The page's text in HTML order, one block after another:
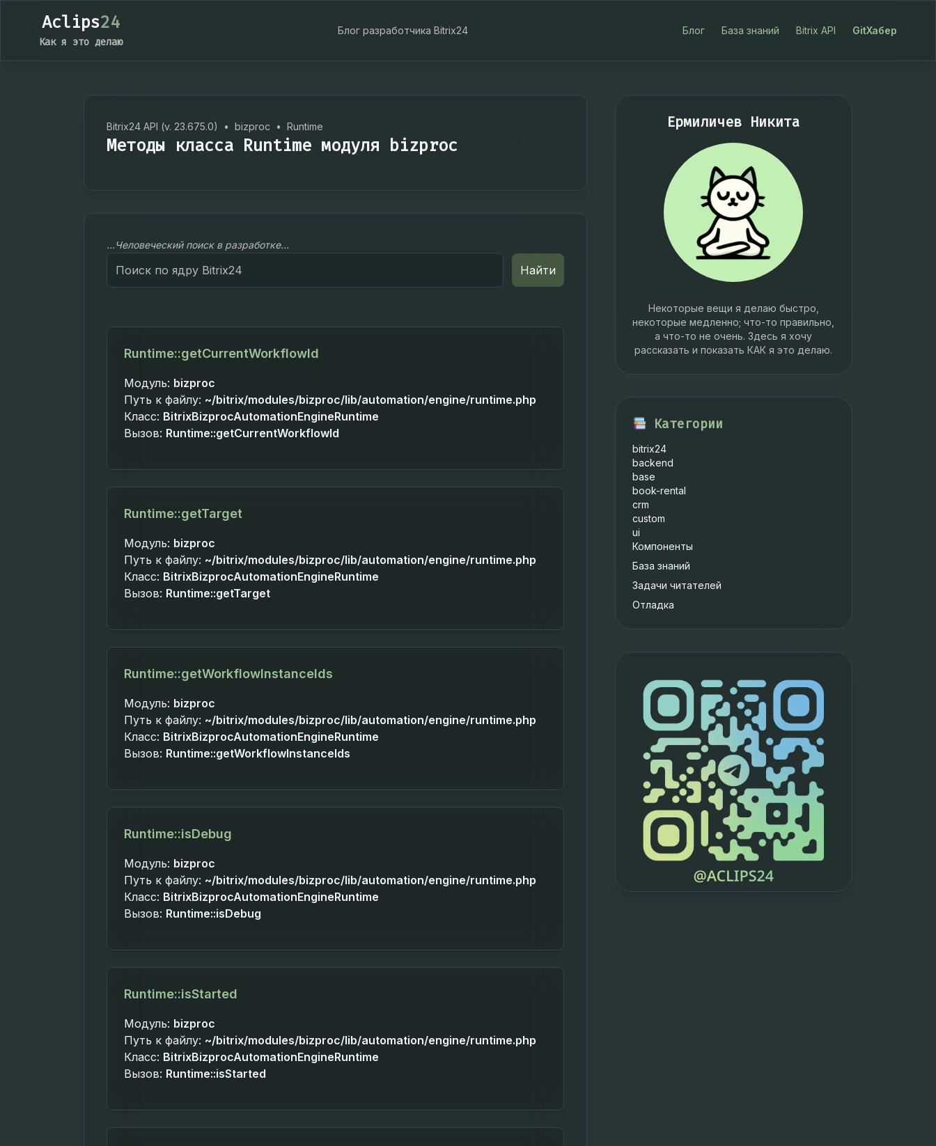
Aclips24
Как я это делаю
Блог разработчика Bitrix24 Блог База знаний Bitrix API GitХабер
Bitrix24 API (v. 23.675.0) • bizproc • Runtime
Методы класса Runtime модуля bizproc
...Человеческий поиск в разработке...
Search
for:
Найти
Runtime::getCurrentWorkflowId
Модуль: bizproc
Путь к файлу: ~/bitrix/modules/bizproc/lib/automation/engine/runtime.php
Класс: BitrixBizprocAutomationEngineRuntime
Вызов: Runtime::getCurrentWorkflowId
Runtime::getTarget
Модуль: bizproc
Путь к файлу: ~/bitrix/modules/bizproc/lib/automation/engine/runtime.php
Класс: BitrixBizprocAutomationEngineRuntime
Вызов: Runtime::getTarget
Runtime::getWorkflowInstanceIds
Модуль: bizproc
Путь к файлу: ~/bitrix/modules/bizproc/lib/automation/engine/runtime.php
Класс: BitrixBizprocAutomationEngineRuntime
Вызов: Runtime::getWorkflowInstanceIds
Runtime::isDebug
Модуль: bizproc
Путь к файлу: ~/bitrix/modules/bizproc/lib/automation/engine/runtime.php
Класс: BitrixBizprocAutomationEngineRuntime
Вызов: Runtime::isDebug
Runtime::isStarted
Модуль: bizproc
Путь к файлу: ~/bitrix/modules/bizproc/lib/automation/engine/runtime.php
Класс: BitrixBizprocAutomationEngineRuntime
Вызов: Runtime::isStarted
Ермиличев Никита
Некоторые вещи я делаю быстро,
некоторые медленно; что-то правильно,
а что-то не очень. Здесь я хочу
рассказать и показать КАК я это делаю.
Категории
bitrix24
backend
base
book-rental
crm
custom
ui
Компоненты
База знаний
Задачи читателей
Отладка